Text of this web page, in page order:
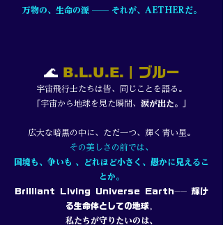
万物の、生命の源 —— それが、AETHERだ。
🌊 B.L.U.E. ｜ブルー
宇宙飛行士たちは皆、同じことを語る。
「宇宙から地球を見た瞬間、 涙が出た。」
広大な暗黒の中に、ただ一つ、輝く青い星。
その美しさの前では、
国境も、争いも 、どれほど小さく、愚かに見えるこ
とか。
Brilliant Living Universe Earth—— 輝け
る生命体としての地球。
私たちが守りたいのは、